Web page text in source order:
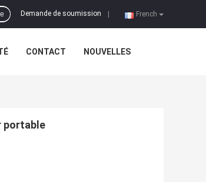
French
Demande de soumission
CONTACT NOUVELLES
portable